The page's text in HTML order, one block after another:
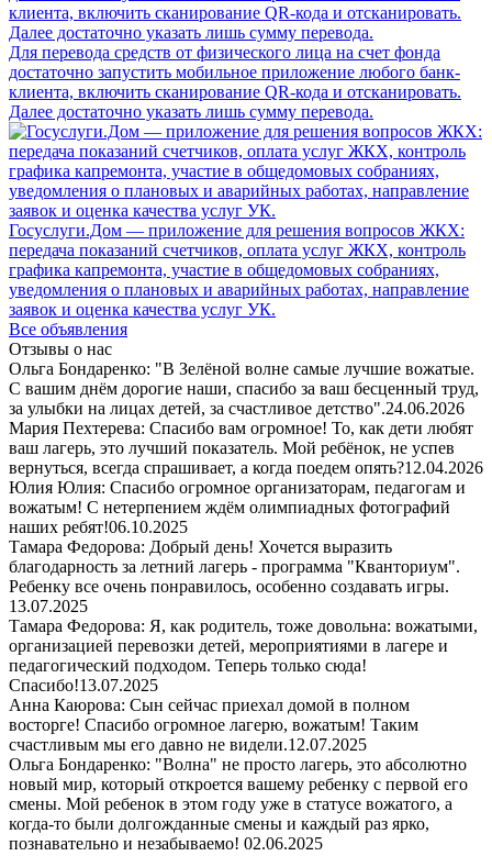
Для перевода средств от физического лица на счет фонда
достаточно запустить мобильное приложение любого банк-
клиента, включить сканирование QR-кода и отсканировать.
Далее достаточно указать лишь сумму перевода.
Госуслуги.Дом — приложение для решения вопросов ЖКХ:
передача показаний счетчиков, оплата услуг ЖКХ, контроль
графика капремонта, участие в общедомовых собраниях,
уведомления о плановых и аварийных работах, направление
заявок и оценка качества услуг УК.
Все объявления
Отзывы о нас
Ольга Бондаренко: "В Зелёной волне самые лучшие вожатые.
С вашим днём дорогие наши, спасибо за ваш бесценный труд,
за улыбки на лицах детей, за счастливое детство".24.06.2026
Мария Пехтерева: Спасибо вам огромное! То, как дети любят
ваш лагерь, это лучший показатель. Мой ребёнок, не успев
вернуться, всегда спрашивает, а когда поедем опять?12.04.2026
Юлия Юлия: Спасибо огромное организаторам, педагогам и
вожатым! С нетерпением ждём олимпиадных фотографий
наших ребят!06.10.2025
Тамара Федорова: Добрый день! Хочется выразить
благодарность за летний лагерь - программа "Кванториум".
Ребенку все очень понравилось, особенно создавать игры.
13.07.2025
Тамара Федорова: Я, как родитель, тоже довольна: вожатыми,
организацией перевозки детей, мероприятиями в лагере и
педагогический подходом. Теперь только сюда!
Спасибо!13.07.2025
Анна Каюрова: Сын сейчас приехал домой в полном
восторге! Спасибо огромное лагерю, вожатым! Таким
счастливым мы его давно не видели.12.07.2025
Ольга Бондаренко: "Волна" не просто лагерь, это абсолютно
новый мир, который откроется вашему ребенку с первой его
смены. Мой ребенок в этом году уже в статусе вожатого, а
когда-то были долгожданные смены и каждый раз ярко,
познавательно и незабываемо! 02.06.2025